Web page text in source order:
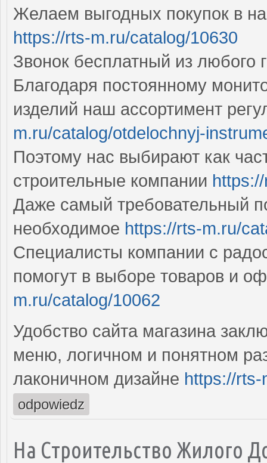
Желаем выгодных покупок в
https://rts-m.ru/catalog/10630
Звонок бесплатный из любого
Благодаря постоянному
изделий наш ассортимент
m.ru/catalog/otdelochnyj-
Поэтому нас выбирают как
строительные компании
Даже самый требовательный
необходимое https://rts-m.ru/
Специалисты компании с
помогут в выборе товаров и
m.ru/catalog/10062
Удобство сайта магазина
меню, логичном и понятном
лаконичном дизайне https://rts-
odpowiedz
На Строительство Жилого